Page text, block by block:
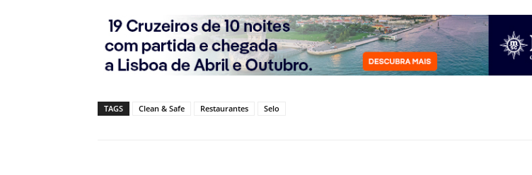
TAGS Clean & Safe Restaurantes Selo